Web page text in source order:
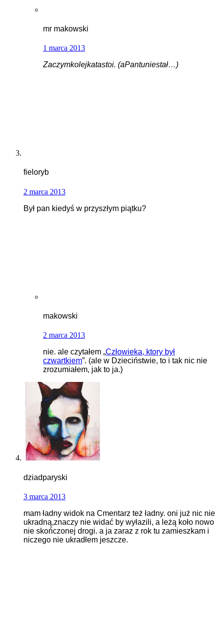
mr makowski
1 marca 2013
Zaczymkolejkatastoi. (aPantuniestał…)
fieloryb
2 marca 2013
Był pan kiedyś w przyszłym piątku?
makowski
2 marca 2013
nie. ale czytałem „Człowieka, ktory był
czwartkiem”. (ale w Dzieciństwie, to i tak nic nie
zrozumiałem, jak to ja.)
dziadparyski
3 marca 2013
mam ładny widok na Cmentarz też ładny. oni już nic nie
ukradną,znaczy nie widać by wyłazili, a leżą koło nowo
nie skończonej drogi. a ja zaraz z rok tu zamieszkam i
niczego nie ukradłem jeszcze.